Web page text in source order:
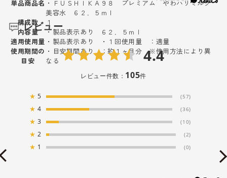
単品商品名 ・ＦＵＳＨＩＫＡ９８ プレミアム やわハリミルク
美容水 ６２．５ｍｌ
構成数
１
内容量
・製品表示あり ６２．５ｍｌ
適用使用量 ・製品表示あり ・１回使用量 ：適量
使用期間の
目安
・目安期間あり ：約１ヶ月分 ※使用方法により異
なる
レビュー
4.4
レビュー件数： 105件
★ 5 (57)
★ 4 (36)
★ 3 (10)
★ 2 (2)
★ 1 (0)